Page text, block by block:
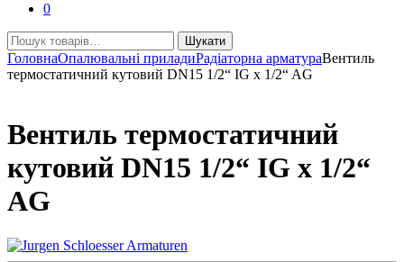
0
Шукати:
Шукати
ГоловнаОпалювальні приладиРадіаторна арматураВентиль
термостатичний кутовий DN15 1/2“ IG x 1/2“ AG
Вентиль термостатичний
кутовий DN15 1/2“ IG x 1/2“
AG